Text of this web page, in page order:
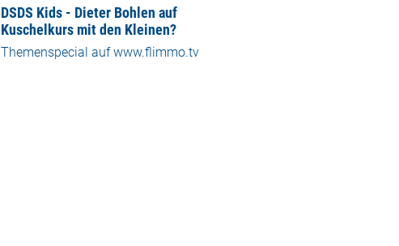
DSDS Kids - Dieter Bohlen auf
Kuschelkurs mit den Kleinen?
Themenspecial auf www.flimmo.tv